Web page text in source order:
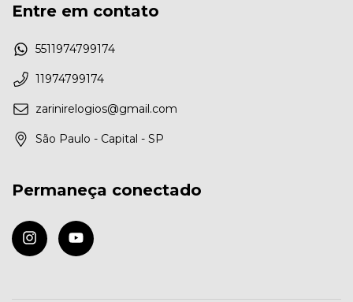
Entre em contato
5511974799174
11974799174
zarinirelogios@gmail.com
São Paulo - Capital - SP
Permaneça conectado